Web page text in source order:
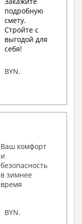
подробную
смету.
Стройте с
выгодой для
себя!
BYN.
Ваш комфорт
и
безопасность
в зимнее
время
BYN.